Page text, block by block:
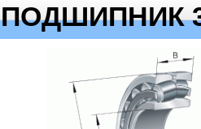
ПОДШИПНИК